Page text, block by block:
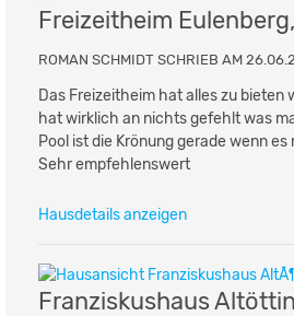
Freizeitheim
ROMAN SCHMIDT SCHRIEB AM
Das Freizeitheim hat alles zu bieten
hat wirklich an nichts gefehlt was
Pool ist die Krönung gerade wenn
Sehr empfehlenswert
Hausdetails anzeigen
Franziskushaus